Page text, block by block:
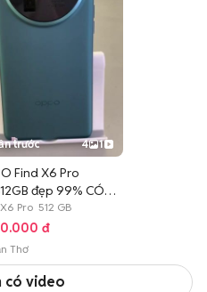
trước 4 1
Find X6 Pro
đẹp 99% CÓ
Pro 512 GB
đ
Thơ
có video